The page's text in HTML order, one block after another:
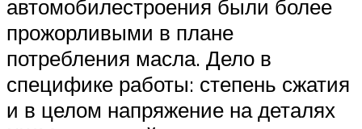
автомобилестроения были более
прожорливыми в плане
потребления масла. Дело в
специфике работы: степень сжатия
и в целом напряжение на деталях